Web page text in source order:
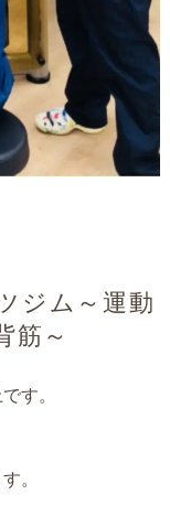
ジム～運動
筋～
す。
。